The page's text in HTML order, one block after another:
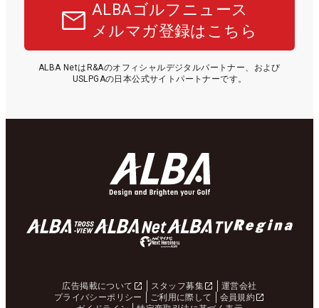
ALBAゴルフニュース
メルマガ登録はこちら
ALBA NetはR&Aのオフィシャルデジタルパートナー、および
USLPGAの日本公式サイトパートナーです。
広告掲載について スタッフ募集
運営会社
プライバシーポリシー
ご利用に際して
会員規約